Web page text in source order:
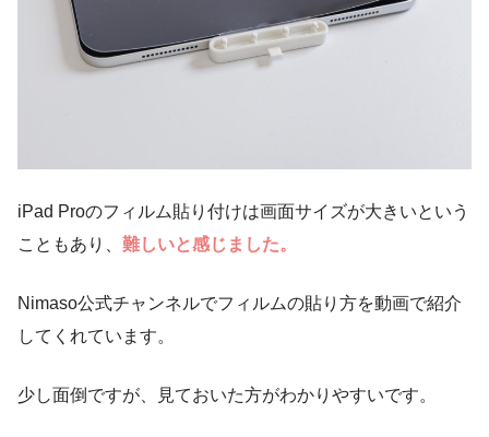
iPad Proのフィルム貼り付けは画面サイズが大きいという
こともあり、 難しいと感じました。
Nimaso公式チャンネルでフィルムの貼り方を動画で紹介
してくれています。
少し面倒ですが、見ておいた方がわかりやすいです。